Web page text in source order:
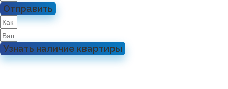
Отправить
Узнать наличие квартиры